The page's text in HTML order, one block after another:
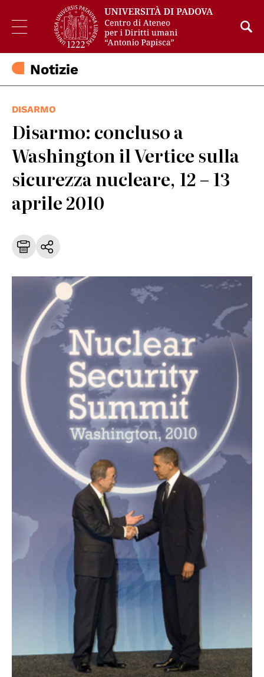
Notizie
DISARMO
Disarmo: concluso a
Washington il Vertice sulla
sicurezza nucleare, 12 – 13
aprile 2010